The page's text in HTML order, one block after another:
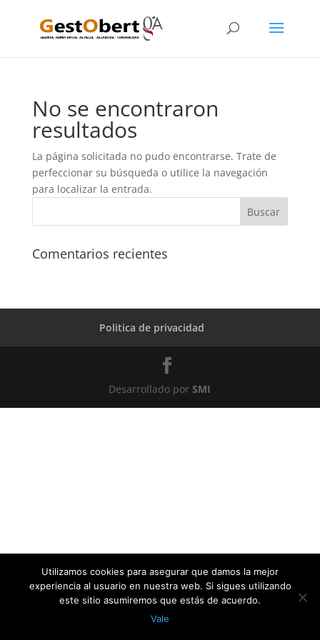
No se encontraron
resultados
La página solicitada no pudo encontrarse. Trate de
perfeccionar su búsqueda o utilice la navegación
para localizar la entrada.
Comentarios recientes
Politica de privacidad
Desarrollado porSMI
Utilizamos cookies para asegurar que damos la mejor
experiencia al usuario en nuestra web. Si sigues utilizando
este sitio asumiremos que estás de acuerdo.
Vale